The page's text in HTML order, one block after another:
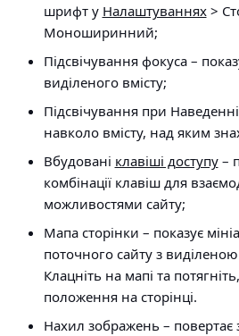
шрифт у Налаштуваннях>
Моноширинний;
Підсвічування фокуса–
виділеного вмісту;
Підсвічуванняпри Наведенні
навколо вмісту, над яким
Вбудовані клавіші доступу–
комбінації клавіш для
можливостями сайту;
Мапа сторінки – показує
поточного сайту з
Клацніть на мапі та
положення на сторінці.
Нахил зображень –